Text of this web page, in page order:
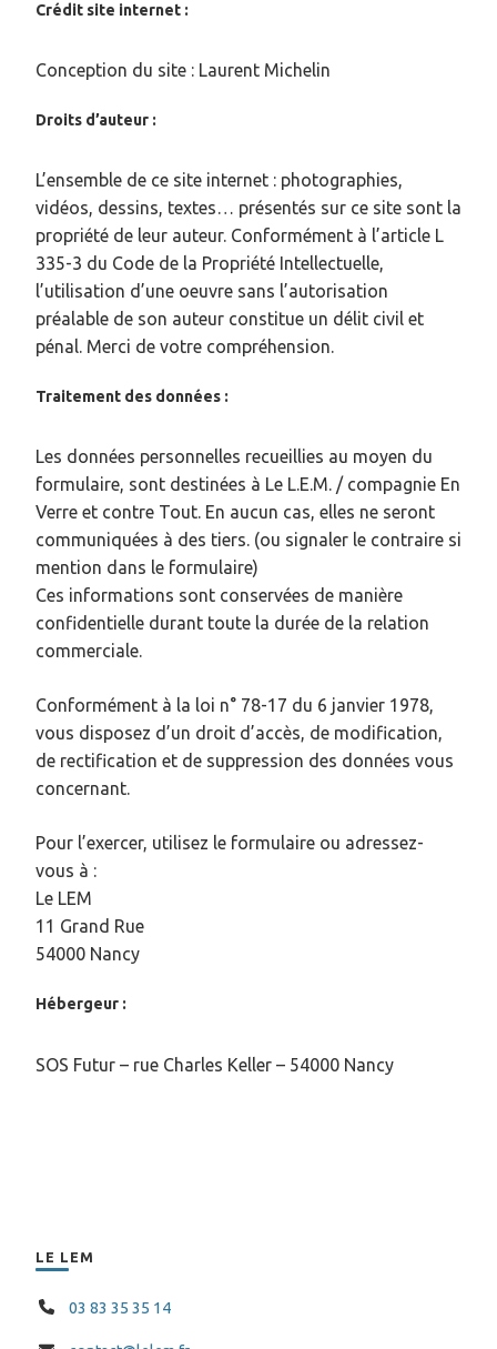
Crédit site internet :
Conception du site : Laurent Michelin
Droits d’auteur :
L’ensemble de ce site internet : photographies,
vidéos, dessins, textes… présentés sur ce site sont la
propriété de leur auteur. Conformément à l’article L
335-3 du Code de la Propriété Intellectuelle,
l’utilisation d’une oeuvre sans l’autorisation
préalable de son auteur constitue un délit civil et
pénal. Merci de votre compréhension.
Traitement des données :
Les données personnelles recueillies au moyen du
formulaire, sont destinées à Le L.E.M. / compagnie En
Verre et contre Tout. En aucun cas, elles ne seront
communiquées à des tiers. (ou signaler le contraire si
mention dans le formulaire)
Ces informations sont conservées de manière
confidentielle durant toute la durée de la relation
commerciale.
Conformément à la loi n° 78-17 du 6 janvier 1978,
vous disposez d’un droit d’accès, de modification,
de rectification et de suppression des données vous
concernant.
Pour l’exercer, utilisez le formulaire ou adressez-
vous à :
Le LEM
11 Grand Rue
54000 Nancy
Hébergeur :
SOS Futur – rue Charles Keller – 54000 Nancy
LE LEM
03 83 35 35 14